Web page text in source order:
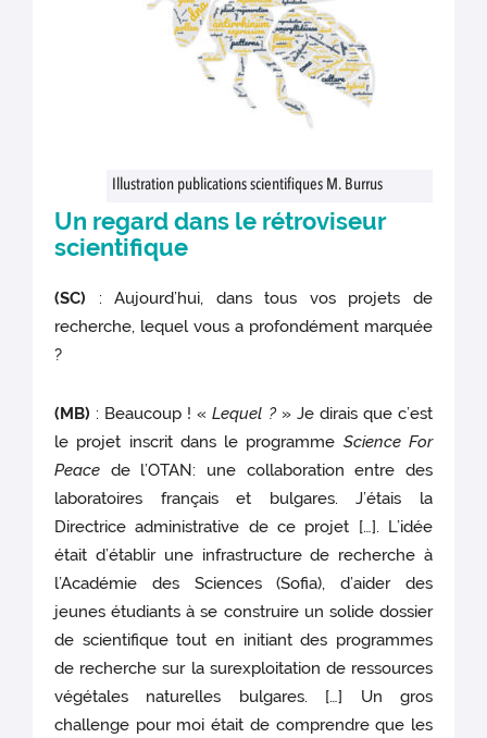
Illustration publications scientifiques M. Burrus
Un regard dans le rétroviseur
scientifique
(SC) : Aujourd’hui, dans tous vos projets de
recherche, lequel vous a profondément marquée
?
(MB) : Beaucoup ! «Lequel ?» Je dirais que c’est
le projet inscrit dans le programme Science For
Peace de l’OTAN: une collaboration entre des
laboratoires français et bulgares. J’étais la
Directrice administrative de ce projet […]. L’idée
était d’établir une infrastructure de recherche à
l’Académie des Sciences (Sofia), d’aider des
jeunes étudiants à se construire un solide dossier
de scientifique tout en initiant des programmes
de recherche sur la surexploitation de ressources
végétales naturelles bulgares. […] Un gros
challenge pour moi était de comprendre que les